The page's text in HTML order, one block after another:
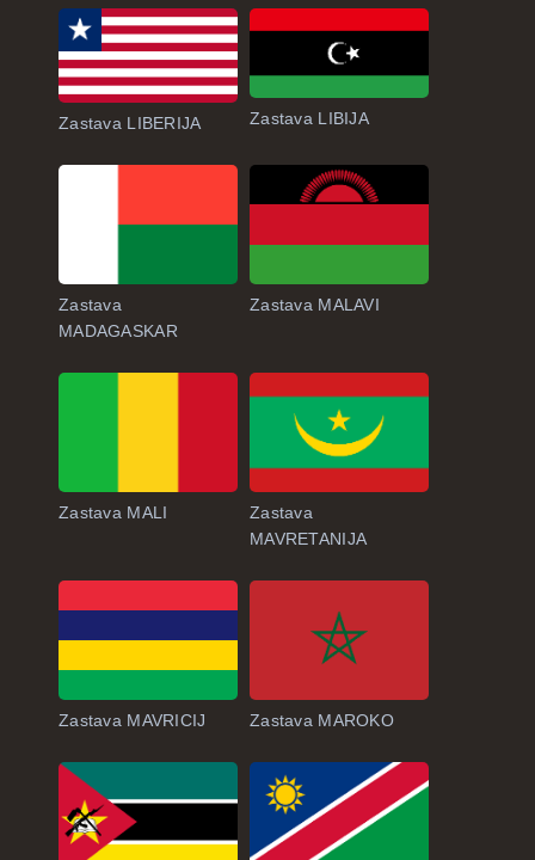
Zastava LIBERIJA Zastava LIBIJA
Zastava
MADAGASKAR
Zastava MALAVI
Zastava MALI
Zastava
MAVRETANIJA
Zastava MAVRICIJ Zastava MAROKO